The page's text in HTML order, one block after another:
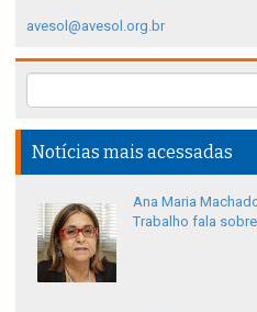
avesol@avesol.org.br
Notícias mais acessadas
Ana Maria
Trabalho fala